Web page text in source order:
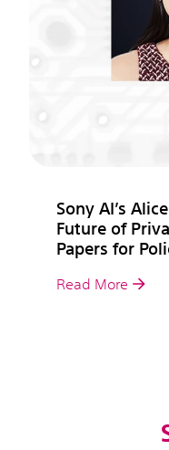
Sony AI’s
Future of
Papers for
Read More